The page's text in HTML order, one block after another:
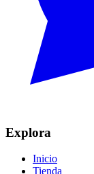
Explora
Inicio
Tienda